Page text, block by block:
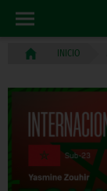
INICIO